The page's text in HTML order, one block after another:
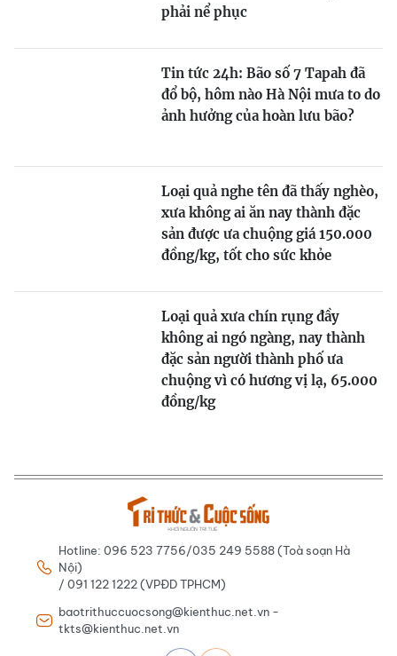
phải nể phục
Tin tức 24h: Bão số 7 Tapah đã
đổ bộ, hôm nào Hà Nội mưa to do
ảnh hưởng của hoàn lưu bão?
Loại quả nghe tên đã thấy nghèo,
xưa không ai ăn nay thành đặc
sản được ưa chuộng giá 150.000
đồng/kg, tốt cho sức khỏe
Loại quả xưa chín rụng đầy
không ai ngó ngàng, nay thành
đặc sản người thành phố ưa
chuộng vì có hương vị lạ, 65.000
đồng/kg
Hotline: 096 523 7756/035 249 5588 (Toà soạn Hà
Nội)
/ 091 122 1222 (VPĐD TPHCM)
baotrithuccuocsong@kienthuc.net.vn -
tkts@kienthuc.net.vn